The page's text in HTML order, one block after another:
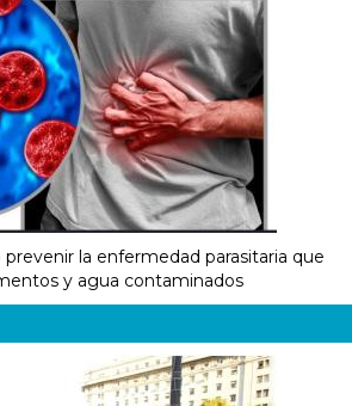
prevenir la enfermedad parasitaria que
y agua contaminados